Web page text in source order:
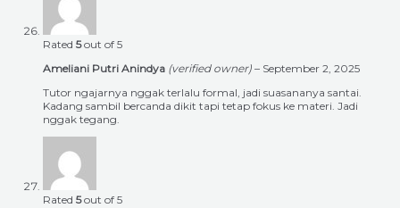
Rated 5out of 5
Ameliani Putri Anindya (verified owner) – September 2, 2025
Tutor ngajarnya nggak terlalu formal, jadi suasananya santai.
Kadang sambil bercanda dikit tapi tetap fokus ke materi. Jadi
nggak tegang.
Rated 5out of 5